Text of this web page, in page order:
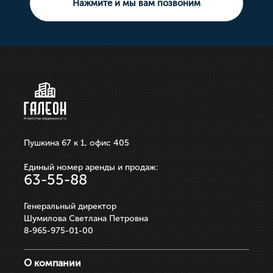
ЗАПИСАТЬСЯ НА ПРОСМОТР
750 000р.
10 000 000р.
ЗАПИСАТЬСЯ НА ПРОСМОТР
21 100 000р.
Нажмите и мы вам позвоним
Пушкина 67 к 1, офис 405
Единый номер аренды и продаж:
63-55-88
Генеральный директор
Шумилова Светлана Петровна
8-965-975-01-00
О компании